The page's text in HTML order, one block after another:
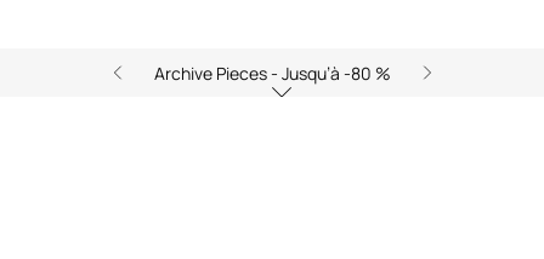
Archive Pieces - Jusqu’à -80 %